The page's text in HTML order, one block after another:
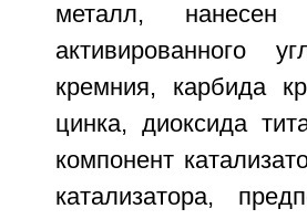
металл,
активированного
кремния, карбида
цинка, диоксида
компонент
катализатора,